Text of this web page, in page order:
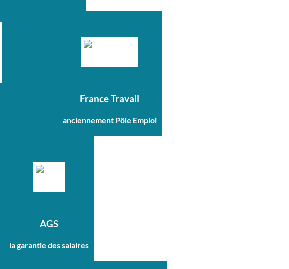
France Travail
anciennement Pôle Emploi
AGS
la garantie des salaires